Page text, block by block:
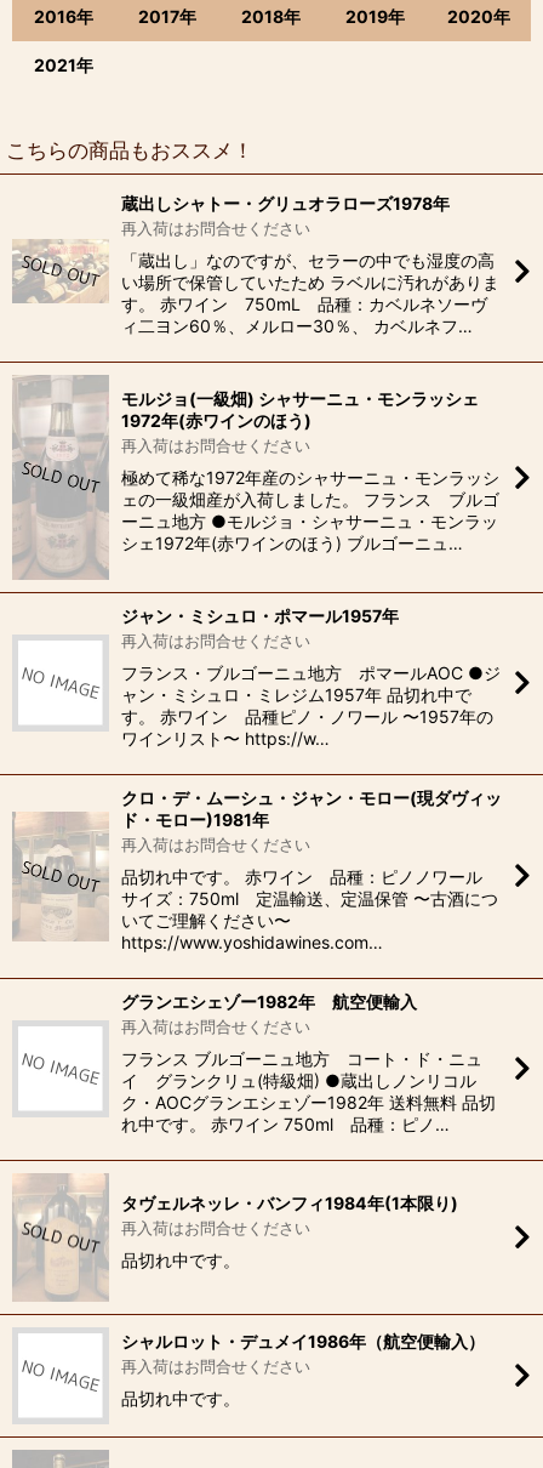
2016年 2017年 2018年 2019年 2020年
2021年
こちらの商品もおススメ！
蔵出しシャトー・グリュオラローズ1978年
再入荷はお問合せください
「蔵出し」なのですが、セラーの中でも湿度の高
い場所で保管していたため ラベルに汚れがありま
す。 赤ワイン 750mL 品種：カベルネソーヴ
ィ二ヨン60％、メルロー30％、 カベルネフ…
モルジョ(一級畑) シャサーニュ・モンラッシェ
1972年(赤ワインのほう)
再入荷はお問合せください
極めて稀な1972年産のシャサーニュ・モンラッシ
ェの一級畑産が入荷しました。 フランス ブルゴ
ーニュ地方 ●モルジョ・シャサーニュ・モンラッ
シェ1972年(赤ワインのほう) ブルゴーニュ…
ジャン・ミシュロ・ポマール1957年
再入荷はお問合せください
フランス・ブルゴーニュ地方 ポマールAOC ●ジ
ャン・ミシュロ・ミレジム1957年 品切れ中で
す。 赤ワイン 品種ピノ・ノワール 〜1957年の
ワインリスト〜 https://w…
クロ・デ・ムーシュ・ジャン・モロー(現ダヴィッ
ド・モロー)1981年
再入荷はお問合せください
品切れ中です。 赤ワイン 品種：ピノノワール
サイズ：750ml 定温輸送、定温保管 〜古酒につ
いてご理解ください〜
https://www.yoshidawines.com…
グランエシェゾー1982年 航空便輸入
再入荷はお問合せください
フランス ブルゴーニュ地方 コート・ド・ニュ
イ グランクリュ(特級畑) ●蔵出しノンリコル
ク・AOCグランエシェゾー1982年 送料無料 品切
れ中です。 赤ワイン 750ml 品種：ピノ…
タヴェルネッレ・バンフィ1984年(1本限り)
再入荷はお問合せください
品切れ中です。
シャルロット・デュメイ1986年（航空便輸入）
再入荷はお問合せください
品切れ中です。